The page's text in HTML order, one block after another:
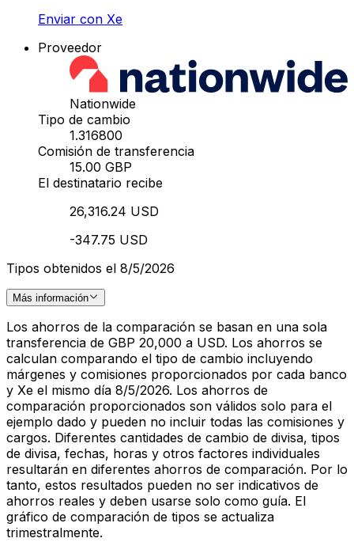
Enviar con Xe
Proveedor
Nationwide
Tipo de cambio
1.316800
Comisión de transferencia
15.00 GBP
El destinatario recibe
26,316.24 USD
-347.75 USD
Tipos obtenidos el 8/5/2026
Más información
Los ahorros de la comparación se basan en una sola
transferencia de GBP 20,000 a USD. Los ahorros se
calculan comparando el tipo de cambio incluyendo
márgenes y comisiones proporcionados por cada banco
y Xe el mismo día 8/5/2026. Los ahorros de
comparación proporcionados son válidos solo para el
ejemplo dado y pueden no incluir todas las comisiones y
cargos. Diferentes cantidades de cambio de divisa, tipos
de divisa, fechas, horas y otros factores individuales
resultarán en diferentes ahorros de comparación. Por lo
tanto, estos resultados pueden no ser indicativos de
ahorros reales y deben usarse solo como guía. El
gráfico de comparación de tipos se actualiza
trimestralmente.